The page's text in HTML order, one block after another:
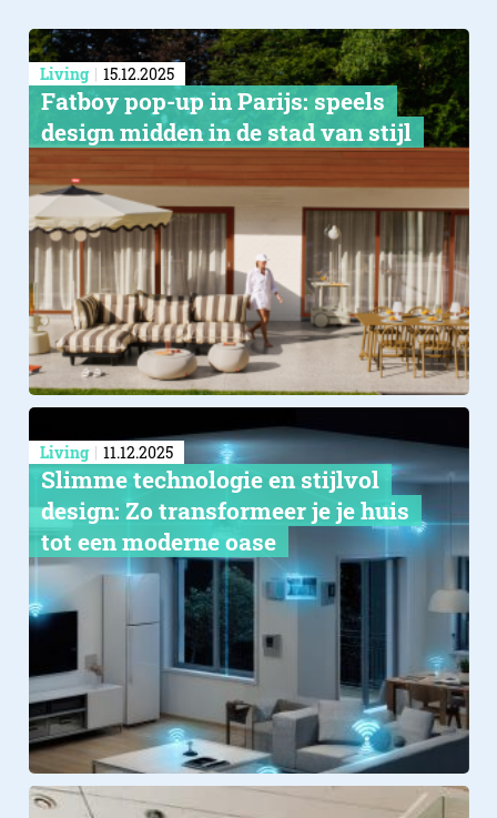
Living 15.12.2025
Fatboy pop-up in Parijs: speels
design midden in de stad van stijl
Living 11.12.2025
Slimme technologie en stijlvol
design: Zo transformeer je je huis
tot een moderne oase